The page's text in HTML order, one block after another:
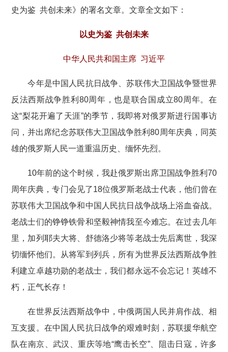
史为鉴 共创未来》的署名文章。文章全文如下：
以史为鉴 共创未来
中华人民共和国主席 习近平
今年是中国人民抗日战争、苏联伟大卫国战争暨世界
反法西斯战争胜利80周年，也是联合国成立80周年。在
这“梨花开遍了天涯”的季节，我即将对俄罗斯进行国事访
问，并出席纪念苏联伟大卫国战争胜利80周年庆典，同英
雄的俄罗斯人民一道重温历史、缅怀先烈。
10年前的这个时候，我赴俄罗斯出席卫国战争胜利70
周年庆典，专门会见了18位俄罗斯老战士代表，他们曾在
苏联伟大卫国战争和中国人民抗日战争战场上浴血奋战。
老战士们的铮铮铁骨和坚毅神情我至今难忘。在过去几年
里，加列耶夫大将、舒德洛少将等老战士先后离世，我深
切缅怀他们。从将军到列兵，所有为世界反法西斯战争胜
利建立卓越功勋的老战士，我们都永远不会忘记！英雄不
朽，正气长存！
在世界反法西斯战争中，中俄两国人民并肩作战、相
互支援。在中国人民抗日战争的艰难时刻，苏联援华航空
队在南京、武汉、重庆等地“鹰击长空”、阻击日寇，许多